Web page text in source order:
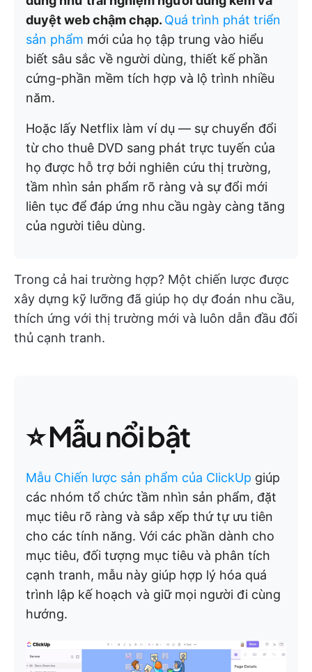
duyệt web chậm chạp. Quá trình phát triển
sản phẩm mới của họ tập trung vào hiểu
biết sâu sắc về người dùng, thiết kế phần
cứng-phần mềm tích hợp và lộ trình nhiều
năm.
Hoặc lấy Netflix làm ví dụ — sự chuyển đổi
từ cho thuê DVD sang phát trực tuyến của
họ được hỗ trợ bởi nghiên cứu thị trường,
tầm nhìn sản phẩm rõ ràng và sự đổi mới
liên tục để đáp ứng nhu cầu ngày càng tăng
của người tiêu dùng.
Trong cả hai trường hợp? Một chiến lược được
xây dựng kỹ lưỡng đã giúp họ dự đoán nhu cầu,
thích ứng với thị trường mới và luôn dẫn đầu đối
thủ cạnh tranh.
⭐ Mẫu nổi bật
Mẫu Chiến lược sản phẩm của ClickUp giúp
các nhóm tổ chức tầm nhìn sản phẩm, đặt
mục tiêu rõ ràng và sắp xếp thứ tự ưu tiên
cho các tính năng. Với các phần dành cho
mục tiêu, đối tượng mục tiêu và phân tích
cạnh tranh, mẫu này giúp hợp lý hóa quá
trình lập kế hoạch và giữ mọi người đi cùng
hướng.